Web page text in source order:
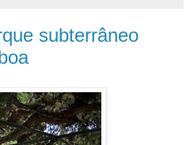
subterrâneo